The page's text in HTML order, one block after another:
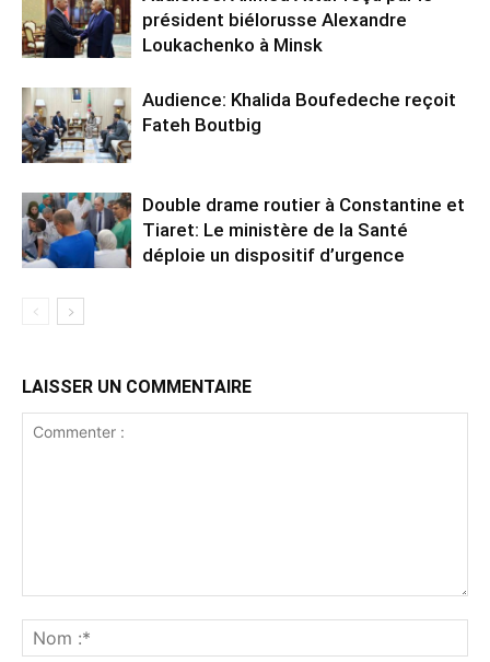
président biélorusse Alexandre
Loukachenko à Minsk
Audience: Khalida Boufedeche reçoit
Fateh Boutbig
Double drame routier à Constantine et
Tiaret: Le ministère de la Santé
déploie un dispositif d’urgence
LAISSER UN COMMENTAIRE